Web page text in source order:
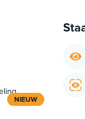
NIEUW